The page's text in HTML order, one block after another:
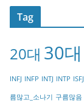
t
o
y
Tag
20대 30대
INFJ INFP INTJ INTP ISFJ
름많고_소나기 구름많음